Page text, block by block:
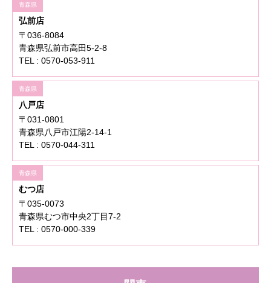
青森県
弘前店
〒036-8084
青森県弘前市高田5-2-8
TEL : 0570-053-911
青森県
八戸店
〒031-0801
青森県八戸市江陽2-14-1
TEL : 0570-044-311
青森県
むつ店
〒035-0073
青森県むつ市中央2丁目7-2
TEL : 0570-000-339